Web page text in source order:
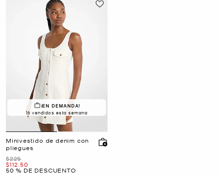
¡EN DEMANDA!
16 vendidos esta semana
Minivestido de denim con
pliegues
Era
$225
Ahora
$112.50
50 % DE DESCUENTO